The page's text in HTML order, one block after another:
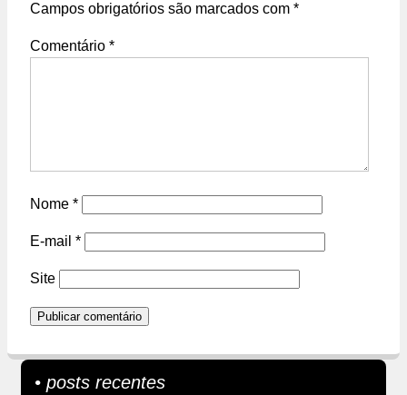
Campos obrigatórios são marcados com *
Comentário *
Nome *
E-mail *
Site
• posts recentes